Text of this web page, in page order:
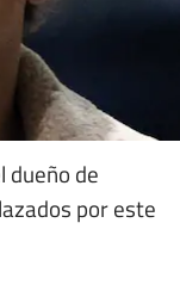
dueño de
por este